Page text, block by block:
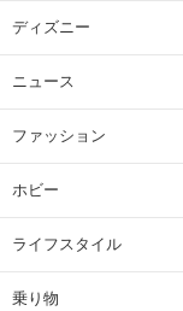
ディズニー
ニュース
ファッション
ホビー
ライフスタイル
乗り物